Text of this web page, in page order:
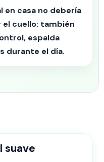
en casa no debería
cuello: también
espalda
durante el día.
suave